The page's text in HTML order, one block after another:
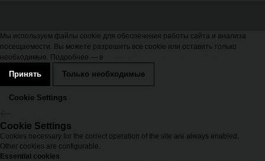
Мы используем файлы cookie для обеспечения работы сайта и анализа
посещаемости. Вы можете разрешить все cookie или оставить только
необходимые. Подробнее — в
Принять Только необходимые
Cookie Settings
Cookie Settings
Cookies necessary for the correct operation of the site are always enabled.
Other cookies are configurable.
Essential cookies